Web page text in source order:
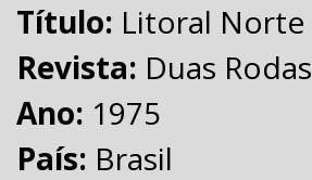
Título: Litoral Norte
Revista: Duas Rodas
Ano: 1975
País: Brasil